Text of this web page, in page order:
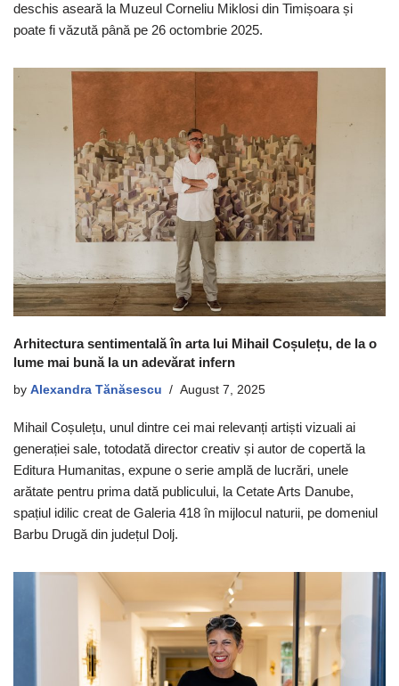
deschis aseară la Muzeul Corneliu Miklosi din Timișoara și
poate fi văzută până pe 26 octombrie 2025.
Arhitectura sentimentală în arta lui Mihail Coșulețu, de la o
lume mai bună la un adevărat infern
by Alexandra Tănăsescu August 7, 2025
Mihail Coșulețu, unul dintre cei mai relevanți artiști vizuali ai
generației sale, totodată director creativ și autor de copertă la
Editura Humanitas, expune o serie amplă de lucrări, unele
arătate pentru prima dată publicului, la Cetate Arts Danube,
spațiul idilic creat de Galeria 418 în mijlocul naturii, pe domeniul
Barbu Drugă din județul Dolj.